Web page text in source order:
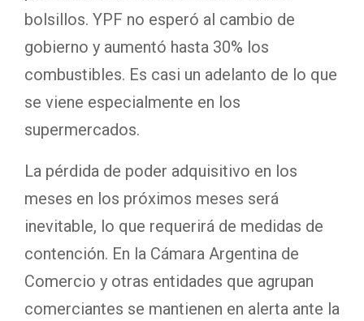
bolsillos. YPF no esperó al cambio de
gobierno y aumentó hasta 30% los
combustibles. Es casi un adelanto de lo que
se viene especialmente en los
supermercados.
La pérdida de poder adquisitivo en los
meses en los próximos meses será
inevitable, lo que requerirá de medidas de
contención. En la Cámara Argentina de
Comercio y otras entidades que agrupan
comerciantes se mantienen en alerta ante la